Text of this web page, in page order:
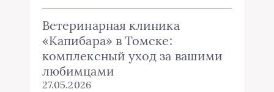
Ветеринарная клиника
«Капибара» в Томске:
комплексный уход за вашими
любимцами
27.05.2026